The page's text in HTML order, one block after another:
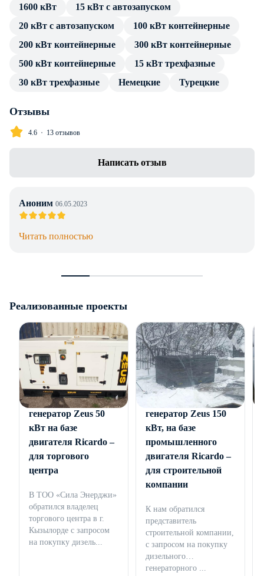
источника тока. Подключение потребителя производится
посредством стандартных разъемов, без трансформатора и
переходников.
В каталоге товаров компании Энерджи Групп — только
проверенные сертифицированные ДГУ. Дизельный
технической документации и продолжительную гарантию
особенностям установки, подключения и эксплуатации
предоставляем в полном объеме без дополнительной
оплаты. Доставка в г. Алматы любой транспортной
компанией, инженерное сопровождение проекта.
1600 кВт
15 кВт с автозапуском
20 кВт с автозапуском
100 кВт контейнерные
200 кВт контейнерные
300 кВт контейнерные
500 кВт контейнерные
15 кВт трехфазные
30 кВт трехфазные
Немецкие Турецкие
Отзывы
4.6 13 отзывов
Написать отзыв
Аноним 06.05.2023
Читать полностью
Реализованные проекты
Дизельный
генератор Zeus 50
кВт на базе
двигателя Ricardo –
для торгового
центра
В ТОО «Сила Энерджи»
обратился владелец
торгового центра в г.
Кызылорде с запросом
на покупку дизель...
Дизельный
генератор Zeus 150
кВт, на базе
промышленного
двигателя Ricardo –
для строительной
компании
К нам обратился
представитель
строительной компании,
с запросом на покупку
дизельного
генераторного ...